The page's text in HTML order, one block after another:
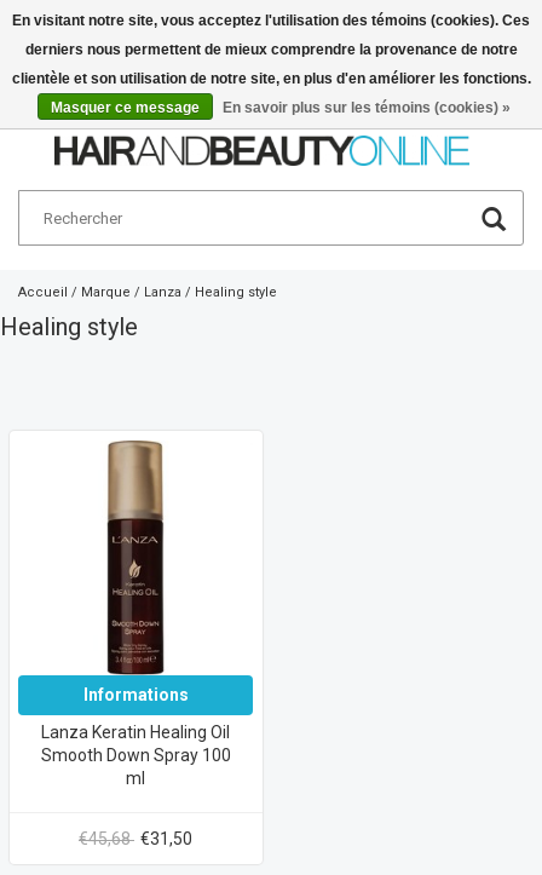
Français
Accueil / Marque / Lanza / Healing style
Healing style
Informations
Lanza Keratin Healing Oil
Smooth Down Spray 100
ml
€45,68 €31,50
En visitant notre site, vous acceptez l'utilisation des témoins (cookies). Ces
derniers nous permettent de mieux comprendre la provenance de notre
clientèle et son utilisation de notre site, en plus d'en améliorer les fonctions.
Masquer ce message
En savoir plus sur les témoins (cookies) »